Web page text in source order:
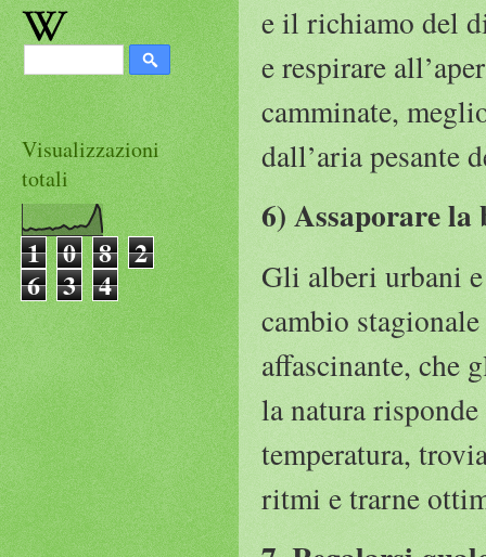
e il richiamo del
e respirare
camminate,
dall’aria pesante
6) Assaporare la
Gli alberi urbani
cambio
affascinante, che
la natura
temperatura,
ritmi e trarne
Visualizzazioni
totali
1 0 8 2
6 3 4